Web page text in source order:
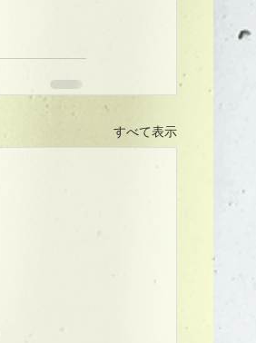
すべて表示